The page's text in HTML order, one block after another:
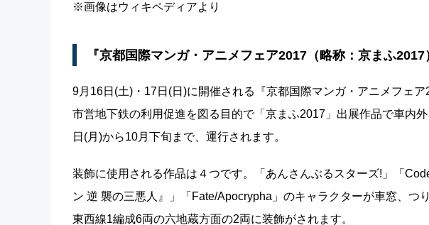
※画像はウィキペディアより
『京都国際マンガ・アニメフェア2017（略称：京まふ2017
9月16日(土)・17日(日)に開催される『京都国際マンガ・アニメフェ
市営地下鉄の利用促進を図る目的で「京まふ2017」出展作品で車内
日(月)から10月下旬まで、運行されます。
装飾に使用される作品は４つです。「あんさんぶるスターズ!」「
ン 逆 襲の三悪人』」「Fate/Apocrypha」のキャラクターが車窓、つ
東西線1編成6両の六地蔵方面の2両に装飾がされます。